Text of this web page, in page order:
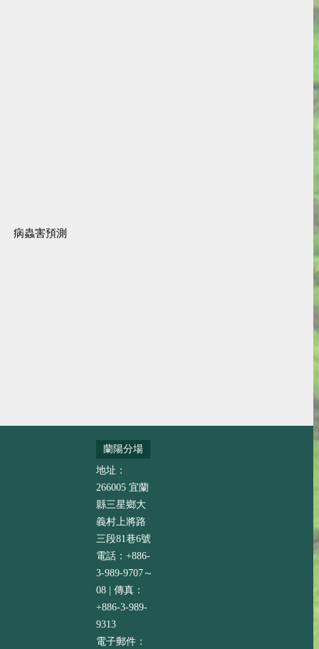
病蟲害預測
蘭陽分場
地址：
266005 宜蘭
縣三星鄉大
義村上將路
三段81巷6號
電話：+886-
3-989-9707～
08 | 傳真：
+886-3-989-
9313
電子郵件：